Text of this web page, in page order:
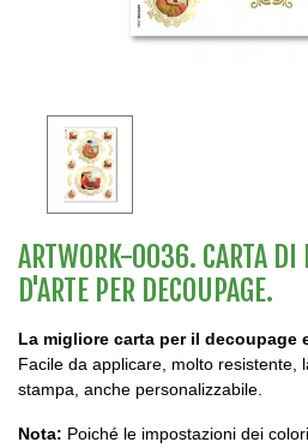
ARTWORK-0036. CARTA DI
D'ARTE PER DECOUPAGE.
La migliore carta per il decoupage
Facile da applicare, molto resistente,
stampa, anche personalizzabile.
Nota: Poiché le impostazioni dei